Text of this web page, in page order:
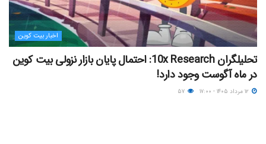
اخبار بیت کوین
تحلیلگران 10x Research: احتمال پایان بازار نزولی بیت کوین
در ماه آگوست وجود دارد!